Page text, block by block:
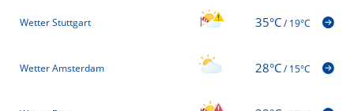
Wetter Stuttgart 35°C/19°C
Wetter Amsterdam 28°C/15°C